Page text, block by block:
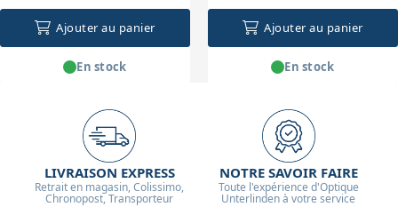
Ajouter au panier
En stock
Ajouter au panier
En stock
LIVRAISON EXPRESS
Retrait en magasin, Colissimo,
Chronopost, Transporteur
NOTRE SAVOIR FAIRE
Toute l'expérience d'Optique
Unterlinden à votre service